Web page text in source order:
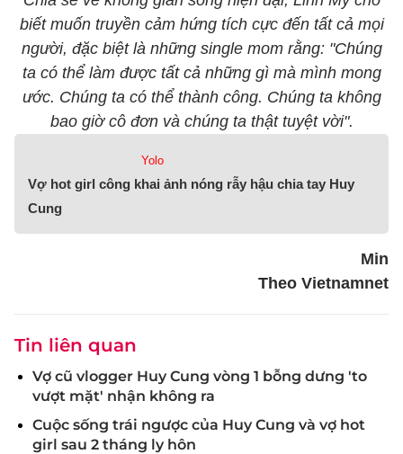
biết muốn truyền cảm hứng tích cực đến tất cả mọi
người, đặc biệt là những single mom rằng: "Chúng
ta có thể làm được tất cả những gì mà mình mong
ước. Chúng ta có thể thành công. Chúng ta không
bao giờ cô đơn và chúng ta thật tuyệt vời".
Yolo
Vợ hot girl công khai ảnh nóng rẫy hậu chia tay Huy
Cung
Min
Theo Vietnamnet
Tin liên quan
Vợ cũ vlogger Huy Cung vòng 1 bỗng dưng 'to
vượt mặt' nhận không ra
Cuộc sống trái ngược của Huy Cung và vợ hot
girl sau 2 tháng ly hôn